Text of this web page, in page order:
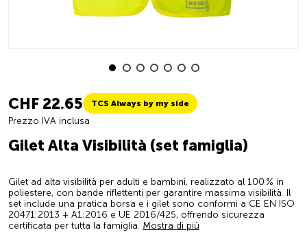
CHF 22.65 TCS Always by my side
Prezzo IVA inclusa
Gilet Alta Visibilità (set famiglia)
Gilet ad alta visibilità per adulti e bambini, realizzato al 100 % in
poliestere, con bande riflettenti per garantire massima visibilità. Il
set include una pratica borsa e i gilet sono conformi a CE EN ISO
20471:2013 + A1:2016 e UE 2016/425, offrendo sicurezza
certificata per tutta la famiglia. Mostra di più